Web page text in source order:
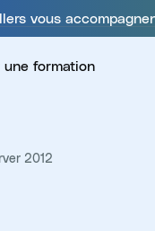
vous
une formation
2012